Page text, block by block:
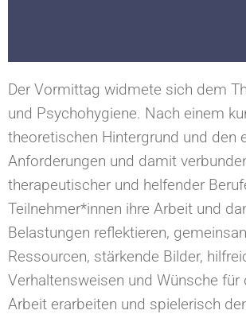
Der Vormittag widmete sich dem
und Psychohygiene. Nach einem
theoretischen Hintergrund und den
Anforderungen und damit
therapeutischer und helfender
Teilnehmer*innen ihre Arbeit und
Belastungen reflektieren,
Ressourcen, stärkende Bilder,
Verhaltensweisen und Wünsche für
Arbeit erarbeiten und spielerisch